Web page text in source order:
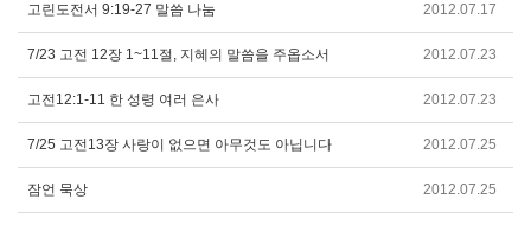
고린도전서 9:19-27 말씀 나눔 2012.07.17
7/23 고전 12장 1~11절, 지혜의 말씀을 주옵소서 2012.07.23
고전12:1-11 한 성령 여러 은사 2012.07.23
7/25 고전13장 사랑이 없으면 아무것도 아닙니다 2012.07.25
잠언 묵상 2012.07.25